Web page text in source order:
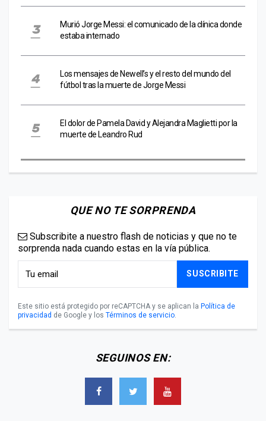
Murió Jorge Messi: el comunicado de la clínica donde
estaba internado
Los mensajes de Newell’s y el resto del mundo del
fútbol tras la muerte de Jorge Messi
El dolor de Pamela David y Alejandra Maglietti por la
muerte de Leandro Rud
QUE NO TE SORPRENDA
Subscribite a nuestro flash de noticias y que no te
sorprenda nada cuando estas en la vía pública.
SUSCRIBITE
Este sitio está protegido por reCAPTCHA y se aplican la Política de
privacidad de Google y los Términos de servicio
SEGUINOS EN: